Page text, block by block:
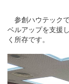
参創ハウテック
ベルアップを支援
く所存です。